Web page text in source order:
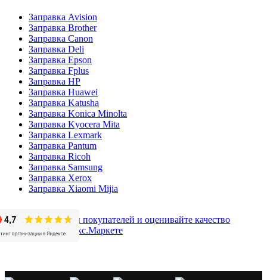
Заправка Avision
Заправка Brother
Заправка Canon
Заправка Deli
Заправка Epson
Заправка Fplus
Заправка HP
Заправка Huawei
Заправка Katusha
Заправка Konica Minolta
Заправка Kyocera Mita
Заправка Lexmark
Заправка Pantum
Заправка Ricoh
Заправка Samsung
Заправка Xerox
Заправка Xiaomi Mijia